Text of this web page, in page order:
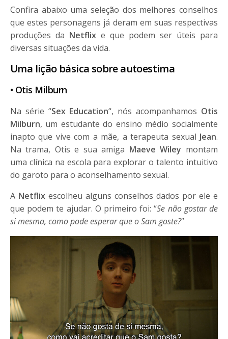
Confira abaixo uma seleção dos melhores conselhos
que estes personagens já deram em suas respectivas
produções da Netflix e que podem ser úteis para
diversas situações da vida.
Uma lição básica sobre autoestima
• Otis Milburn
Na série “Sex Education“, nós acompanhamos Otis
Milburn, um estudante do ensino médio socialmente
inapto que vive com a mãe, a terapeuta sexual Jean.
Na trama, Otis e sua amiga Maeve Wiley montam
uma clínica na escola para explorar o talento intuitivo
do garoto para o aconselhamento sexual.
A Netflix escolheu alguns conselhos dados por ele e
que podem te ajudar. O primeiro foi: “Se não gostar de
si mesma, como pode esperar que o Sam goste?”